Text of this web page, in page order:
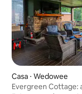
Casa ⋅ Wedowee
Evergreen Cottage: